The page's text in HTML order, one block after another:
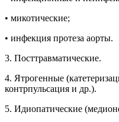
• микотические;
• инфекция протеза аорты.
3. Посттравматические.
4. Ятрогенные
контрпульсация и др.).
5. Идиопатические